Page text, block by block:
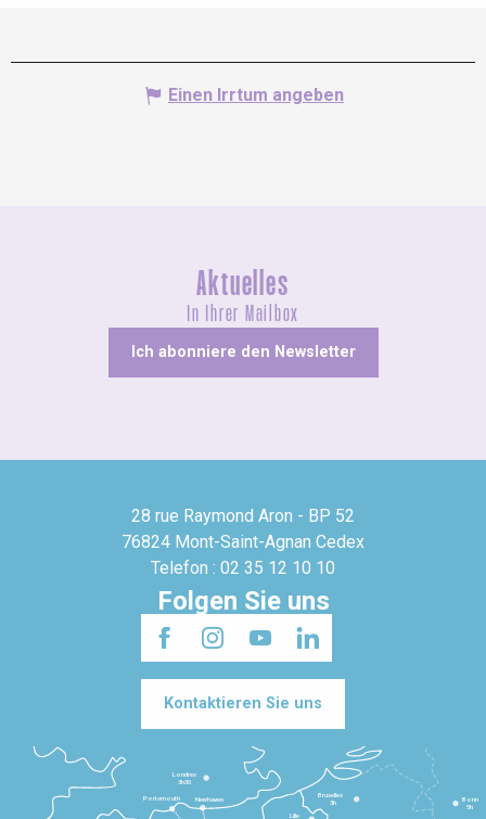
Einen Irrtum angeben
Aktuelles
In Ihrer Mailbox
Ich abonniere den Newsletter
28 rue Raymond Aron - BP 52
76824 Mont-Saint-Agnan Cedex
Telefon : 02 35 12 10 10
Folgen Sie uns
Kontaktieren Sie uns
Lille
Bruxelles
3h
Londres
3h30
Newhaven
Portsmouth
Bonn
5h